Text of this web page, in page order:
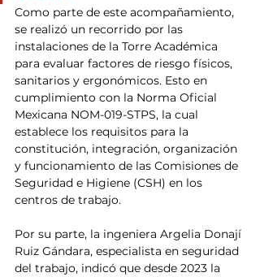
Como parte de este acompañamiento,
se realizó un recorrido por las
instalaciones de la Torre Académica
para evaluar factores de riesgo físicos,
sanitarios y ergonómicos. Esto en
cumplimiento con la Norma Oficial
Mexicana NOM-019-STPS, la cual
establece los requisitos para la
constitución, integración, organización
y funcionamiento de las Comisiones de
Seguridad e Higiene (CSH) en los
centros de trabajo.
Por su parte, la ingeniera Argelia Donají
Ruiz Gándara, especialista en seguridad
del trabajo, indicó que desde 2023 la